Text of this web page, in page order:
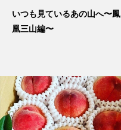
いつも見ているあの山へ〜鳳
凰三山編〜